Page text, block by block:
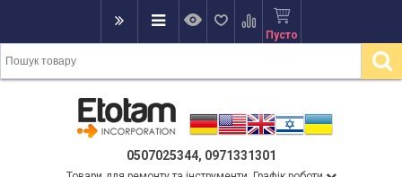
Пусто
0507025344, 0971331301